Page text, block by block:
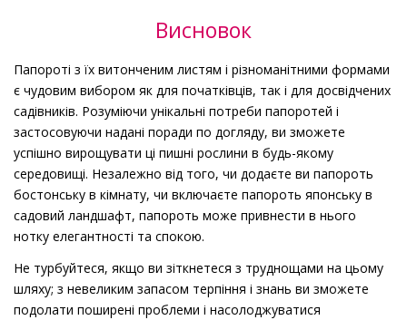
Висновок
Папороті з їх витонченим листям і різноманітними формами
є чудовим вибором як для початківців, так і для досвідчених
садівників. Розуміючи унікальні потреби папоротей і
застосовуючи надані поради по догляду, ви зможете
успішно вирощувати ці пишні рослини в будь-якому
середовищі. Незалежно від того, чи додаєте ви папороть
бостонську в кімнату, чи включаєте папороть японську в
садовий ландшафт, папороть може привнести в нього
нотку елегантності та спокою.
Не турбуйтеся, якщо ви зіткнетеся з труднощами на цьому
шляху; з невеликим запасом терпіння і знань ви зможете
подолати поширені проблеми і насолоджуватися